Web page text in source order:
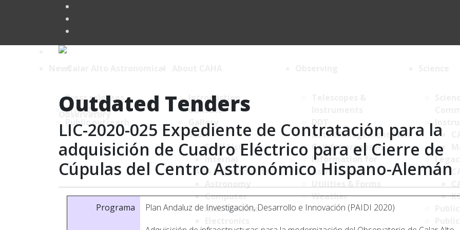
Press releases
Brief News
Public outreach
Introduction
Contact
Gallery
Staff
Staff List
Internal
CAHA Departments
Computer
Maintenance
DDT
Data Management Plan
Call for proposals
Information for
Astronomers
Weather
Outdated Tenders
LIC-2020-025 Expediente de Contratación para la
adquisición de Cuadro Eléctrico para el Cierre de
Cúpulas del Centro Astronómico Hispano-Alemán
Programa Plan Andaluz de Investigación, Desarrollo e Innovación (PAIDI 2020)